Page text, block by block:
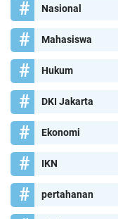
Nasional
Mahasiswa
Hukum
DKI Jakarta
Ekonomi
IKN
pertahanan